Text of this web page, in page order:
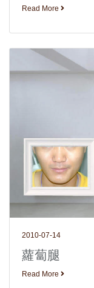
Read More
2010-07-14
蘿蔔腿
Read More